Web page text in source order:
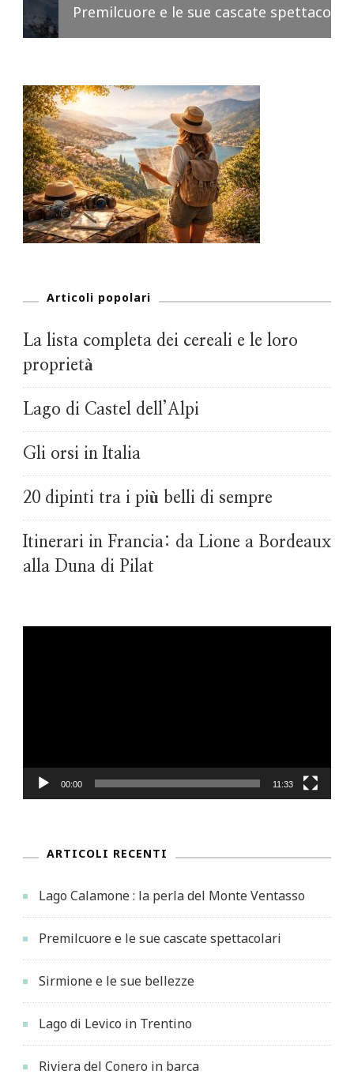
Premilcuore e le sue cascate spettacolari
Articoli popolari
La lista completa dei cereali e le loro
proprietà
Lago di Castel dell’Alpi
Gli orsi in Italia
20 dipinti tra i più belli di sempre
Itinerari in Francia: da Lione a Bordeaux
alla Duna di Pilat
00:00 11:33
ARTICOLI RECENTI
Lago Calamone : la perla del Monte Ventasso
Premilcuore e le sue cascate spettacolari
Sirmione e le sue bellezze
Lago di Levico in Trentino
Riviera del Conero in barca